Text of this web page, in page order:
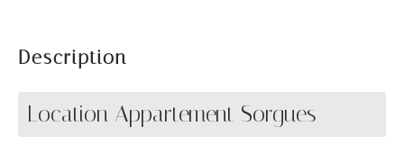
Description
Location Appartement Sorgues